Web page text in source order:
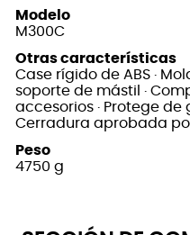
Modelo
M300C
Otras características
Case rígido de ABS ·
soporte de mástil ·
accesorios · Protege de
Cerradura aprobada
Peso
4750 g